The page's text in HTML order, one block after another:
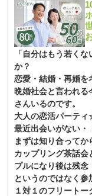
「自分はもう若く
か？
恋愛・結婚・再婚を
晩婚社会と言われる
さんいるのです。
大人の恋活パーテ
最近出会いがない・
まずは知り合ってか
カップリング茶話会
プルになり後は残念
というのではなく参
１対１のフリート